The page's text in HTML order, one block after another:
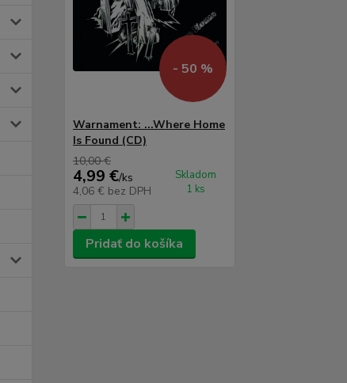
- 50 %
Warnament: ...Where Home
Is Found (CD)
10,00 €
4,99 €/ks
4,06 € bez DPH
Skladom
1 ks
Pridať do košíka